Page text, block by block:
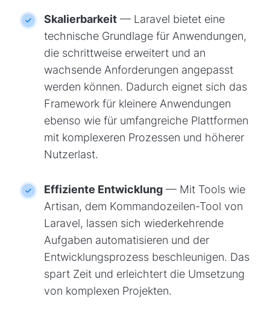
Skalierbarkeit— Laravel bietet eine
technische Grundlage für Anwendungen,
die schrittweise erweitert und an
wachsende Anforderungen angepasst
werden können. Dadurch eignet sich das
Framework für kleinere Anwendungen
ebenso wie für umfangreiche Plattformen
mit komplexeren Prozessen und höherer
Nutzerlast.
Effiziente Entwicklung— Mit Tools wie
Artisan, dem Kommandozeilen-Tool von
Laravel, lassen sich wiederkehrende
Aufgaben automatisieren und der
Entwicklungsprozess beschleunigen. Das
spart Zeit und erleichtert die Umsetzung
von komplexen Projekten.